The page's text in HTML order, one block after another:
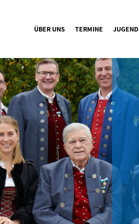
ÜBER UNS TERMINE JUGEND